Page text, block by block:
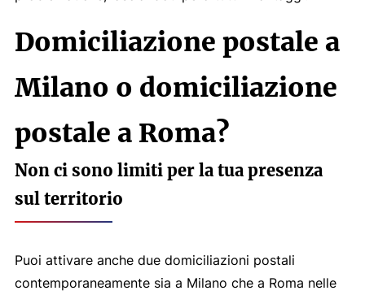
Domiciliazione postale a
Milano o domiciliazione
postale a Roma?
Non ci sono limiti per la tua presenza
sul territorio
Puoi attivare anche due domiciliazioni postali
contemporaneamente sia a Milano che a Roma nelle